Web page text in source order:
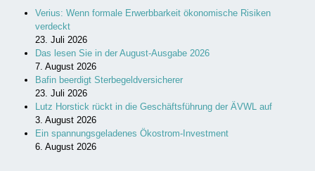
Verius: Wenn formale Erwerbbarkeit ökonomische Risiken
verdeckt
23. Juli 2026
Das lesen Sie in der August-Ausgabe 2026
7. August 2026
Bafin beerdigt Sterbegeldversicherer
23. Juli 2026
Lutz Horstick rückt in die Geschäftsführung der ÄVWL auf
3. August 2026
Ein spannungsgeladenes Ökostrom-Investment
6. August 2026